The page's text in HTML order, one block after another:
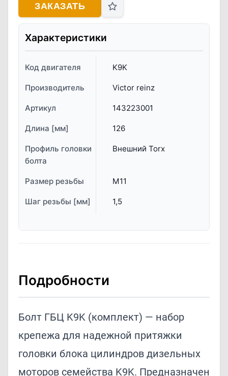
ЗАКАЗАТЬ
Характеристики
Код двигателя K9K
Производитель Victor reinz
Артикул 143223001
Длина [мм] 126
Профиль головки
болта
Внешний Torx
Размер резьбы M11
Шаг резьбы [мм] 1,5
Подробности
Болт ГБЦ K9K (комплект) — набор
крепежа для надежной притяжки
головки блока цилиндров дизельных
моторов семейства K9K. Предназначен